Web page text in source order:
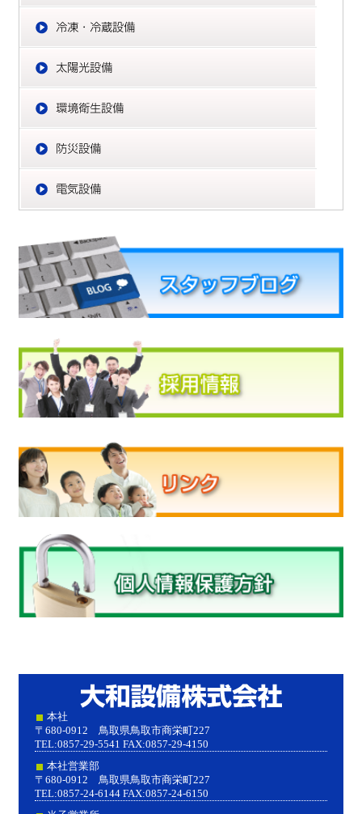
本社
〒680-0912 鳥取県鳥取市商栄町227
TEL:0857-29-5541 FAX:0857-29-4150
本社営業部
〒680-0912 鳥取県鳥取市商栄町227
TEL:0857-24-6144 FAX:0857-24-6150